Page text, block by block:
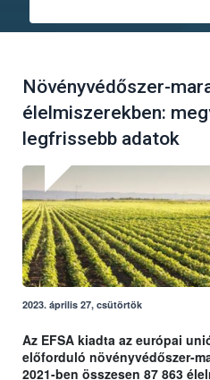
Növényvédőszer-
élelmiszerekben:
legfrissebb adatok
2023. április 27, csütörtök
Az EFSA kiadta az európai
előforduló növényvédőszer-
2021-ben összesen 87 863